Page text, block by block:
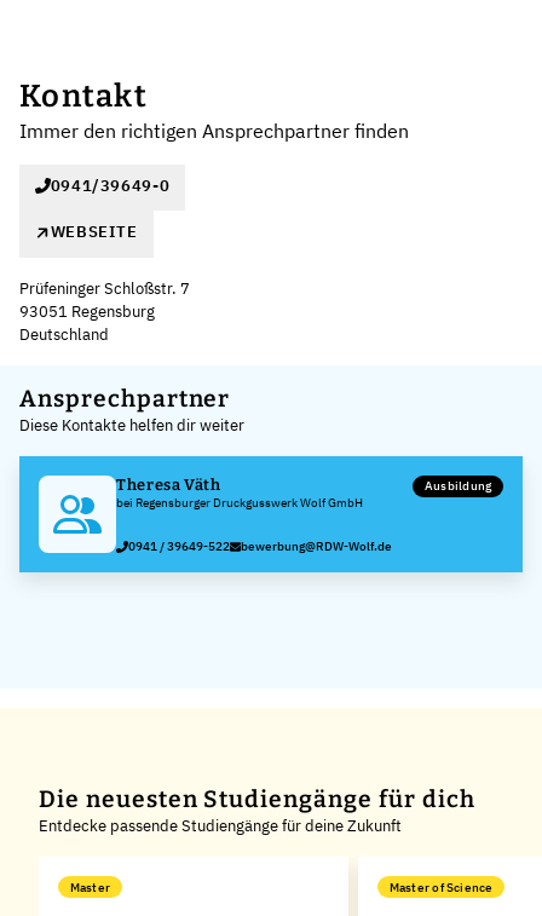
Kontakt
Immer den richtigen Ansprechpartner finden
0941/39649-0
WEBSEITE
Prüfeninger Schloßstr. 7
93051 Regensburg
Deutschland
+
−
Ansprechpartner
Diese Kontakte helfen dir weiter
Theresa Väth
bei Regensburger Druckgusswerk Wolf GmbH
Ausbildung
0941 / 39649-522 bewerbung@RDW-Wolf.de
Die neuesten Studiengänge für dich
Entdecke passende Studiengänge für deine Zukunft
Master Master of Science